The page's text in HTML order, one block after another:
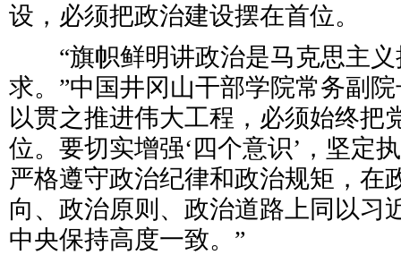
设，必须把政治建设摆在首位。
“旗帜鲜明讲政治是马克思主义
求。”中国井冈山干部学院常务副
以贯之推进伟大工程，必须始终把
位。要切实增强‘四个意识’，坚定
严格遵守政治纪律和政治规矩，在
向、政治原则、政治道路上同以习
中央保持高度一致。”